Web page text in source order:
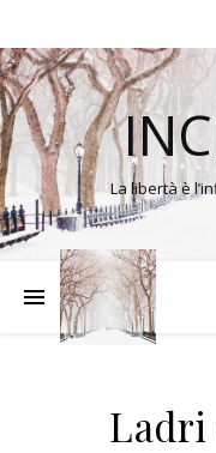
La libertà è
Ladri